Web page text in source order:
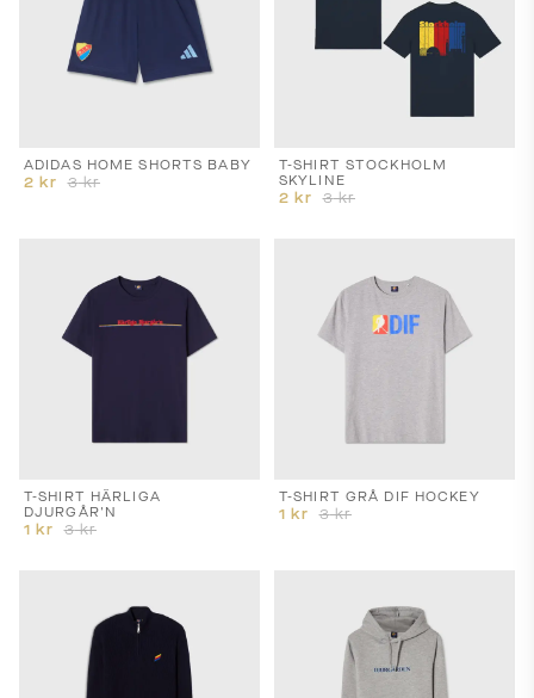
ADIDAS HOME SHORTS BABY
2 kr 3kr
T-SHIRT STOCKHOLM
SKYLINE
2 kr 3kr
T-SHIRT HÄRLIGA
DJURGÅR'N
1 kr 3kr
T-SHIRT GRÅ DIF HOCKEY
1 kr 3kr